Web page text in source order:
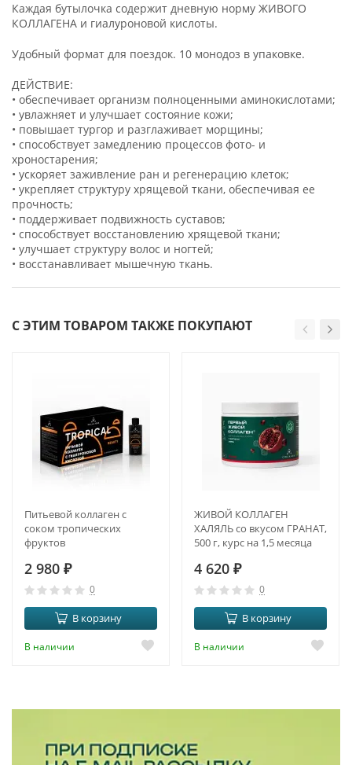
Каждая бутылочка содержит дневную норму ЖИВОГО
КОЛЛАГЕНА и гиалуроновой кислоты.
Удобный формат для поездок. 10 монодоз в упаковке.
ДЕЙСТВИЕ:
• обеспечивает организм полноценными аминокислотами;
• увлажняет и улучшает состояние кожи;
• повышает тургор и разглаживает морщины;
• способствует замедлению процессов фото- и
хроностарения;
• ускоряет заживление ран и регенерацию клеток;
• укрепляет структуру хрящевой ткани, обеспечивая ее
прочность;
• поддерживает подвижность суставов;
• способствует восстановлению хрящевой ткани;
• улучшает структуру волос и ногтей;
• восстанавливает мышечную ткань.
С ЭТИМ ТОВАРОМ ТАКЖЕ ПОКУПАЮТ
Питьевой коллаген с
соком тропических
фруктов
2 980 ₽
0
В корзину
В наличии
ЖИВОЙ КОЛЛАГЕН
ХАЛЯЛЬ со вкусом ГРАНАТ,
500 г, курс на 1,5 месяца
4 620 ₽
0
В корзину
В наличии